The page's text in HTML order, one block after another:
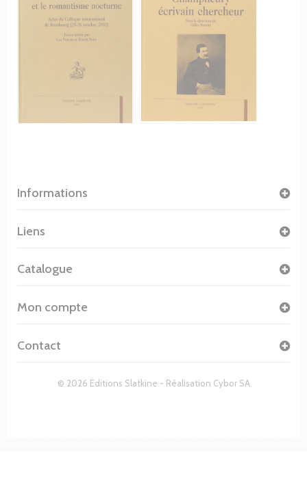
Informations
© 2026 Editions Slatkine - Réalisation Cybor SA
Liens
Catalogue
Mon compte
Contact